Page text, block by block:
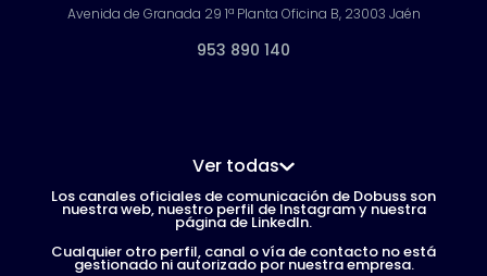
Avenida de Granada 29 1ª Planta Oficina B, 23003 Jaén
953 890 140
Ver todas
Los canales oficiales de comunicación de Dobuss son
nuestra web, nuestro perfil de Instagram y nuestra
página de LinkedIn.
Cualquier otro perfil, canal o vía de contacto no está
gestionado ni autorizado por nuestra empresa.